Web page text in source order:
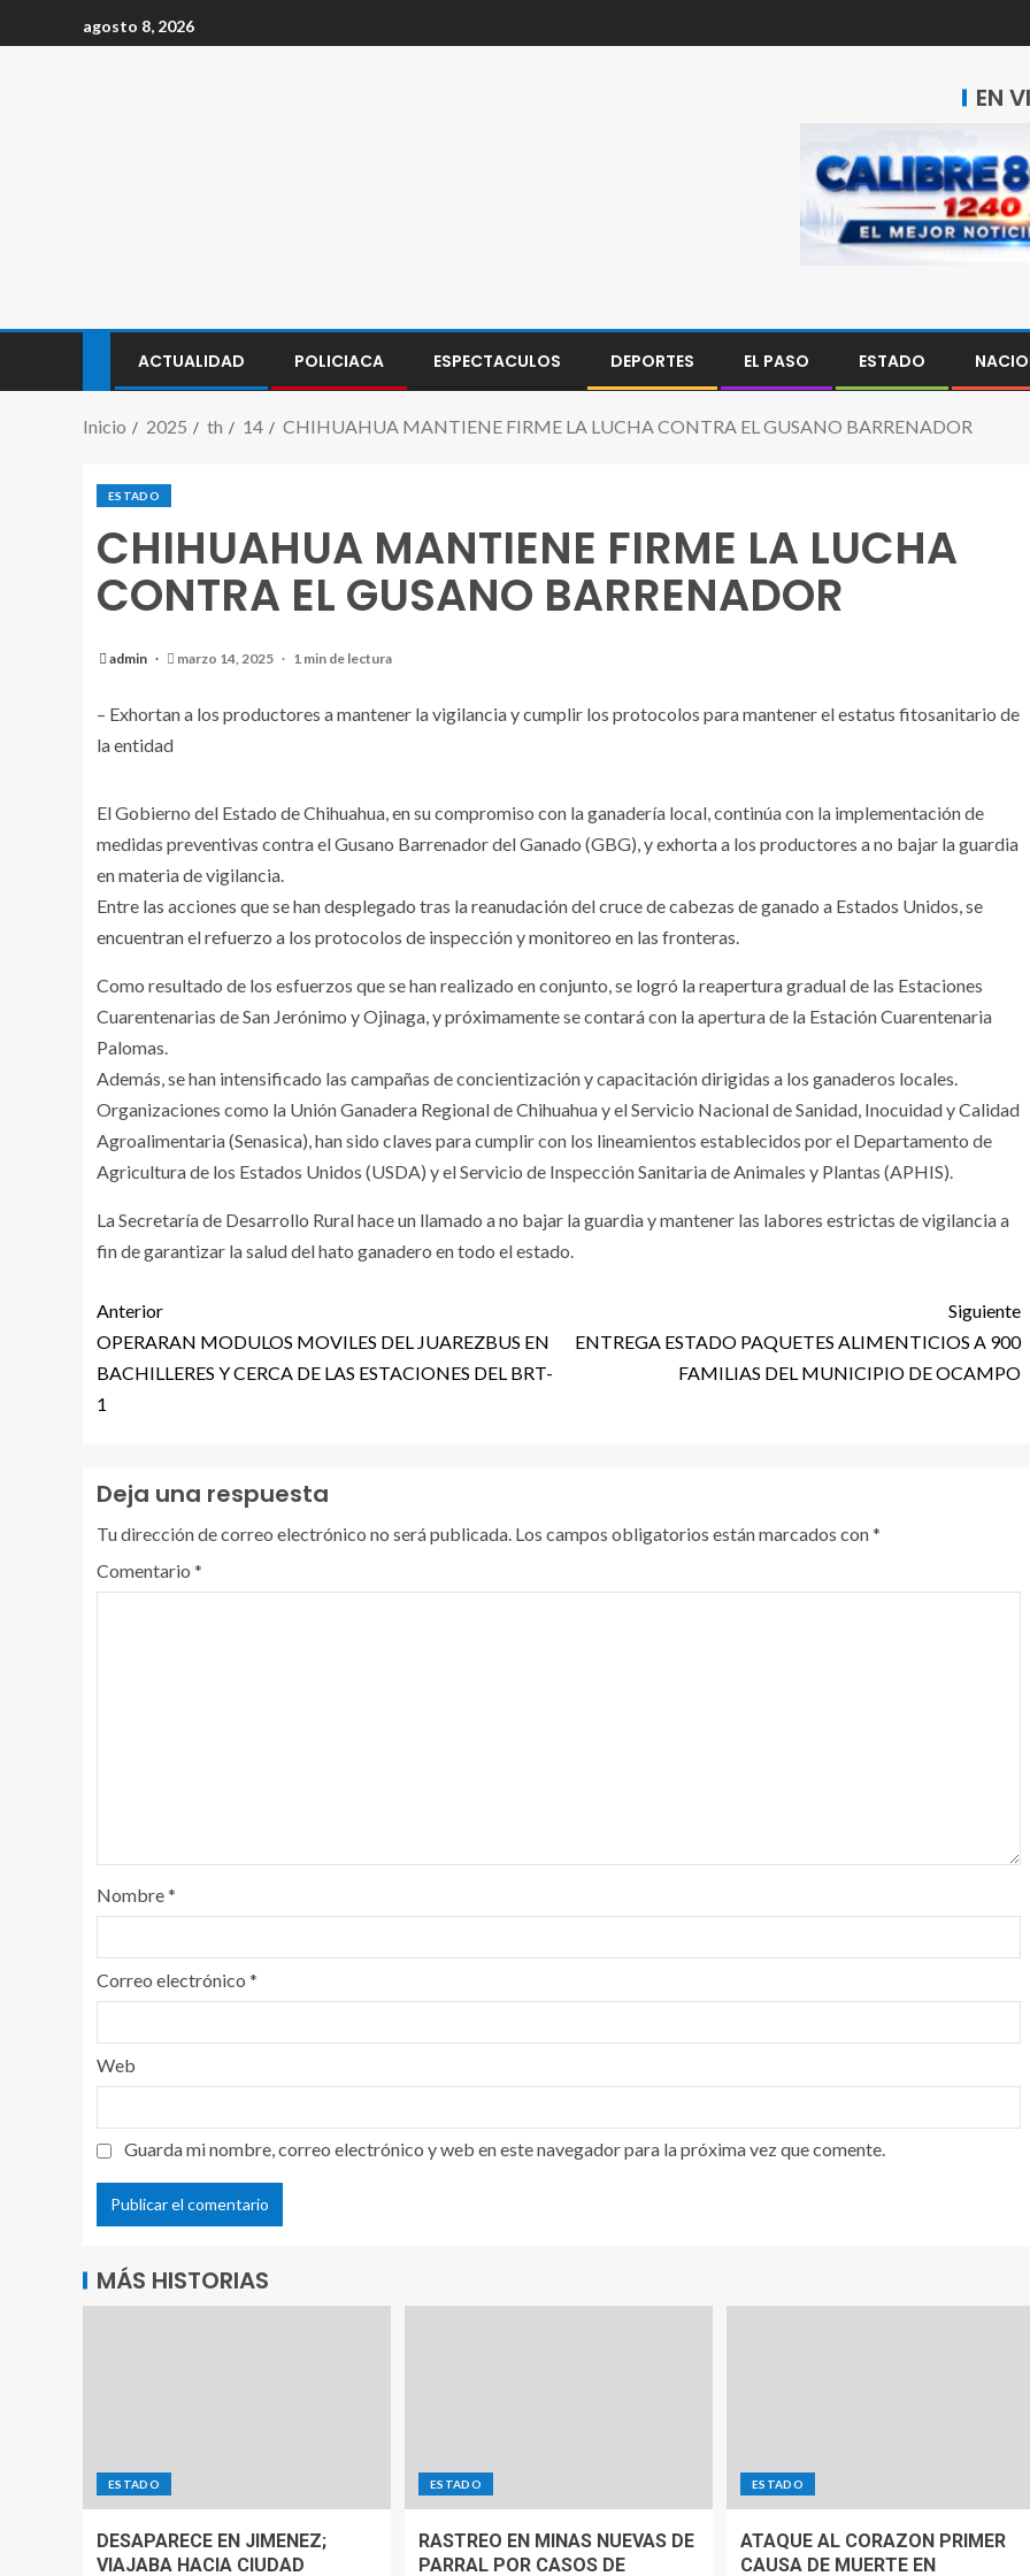
agosto 8, 2026
EN
ACTUALIDAD POLICIACA ESPECTACULOS DEPORTES EL PASO ESTADO
Inicio 2025 th 14 CHIHUAHUA MANTIENE FIRME LA LUCHA CONTRA EL GUSANO BARRENADOR
ESTADO
CHIHUAHUA MANTIENE FIRME LA LUCHA
CONTRA EL GUSANO BARRENADOR
admin marzo 14, 2025 1 min de lectura
– Exhortan a los productores a mantener la vigilancia y cumplir los protocolos para mantener el estatus fitosanitario de
la entidad
El Gobierno del Estado de Chihuahua, en su compromiso con la ganadería local, continúa con la implementación de
medidas preventivas contra el Gusano Barrenador del Ganado (GBG), y exhorta a los productores a no bajar la guardia
en materia de vigilancia.
Entre las acciones que se han desplegado tras la reanudación del cruce de cabezas de ganado a Estados Unidos, se
encuentran el refuerzo a los protocolos de inspección y monitoreo en las fronteras.
Como resultado de los esfuerzos que se han realizado en conjunto, se logró la reapertura gradual de las Estaciones
Cuarentenarias de San Jerónimo y Ojinaga, y próximamente se contará con la apertura de la Estación Cuarentenaria
Palomas.
Además, se han intensificado las campañas de concientización y capacitación dirigidas a los ganaderos locales.
Organizaciones como la Unión Ganadera Regional de Chihuahua y el Servicio Nacional de Sanidad, Inocuidad y Calidad
Agroalimentaria (Senasica), han sido claves para cumplir con los lineamientos establecidos por el Departamento de
Agricultura de los Estados Unidos (USDA) y el Servicio de Inspección Sanitaria de Animales y Plantas (APHIS).
La Secretaría de Desarrollo Rural hace un llamado a no bajar la guardia y mantener las labores estrictas de vigilancia a
fin de garantizar la salud del hato ganadero en todo el estado.
Anterior
OPERARAN MODULOS MOVILES DEL JUAREZBUS EN
BACHILLERES Y CERCA DE LAS ESTACIONES DEL BRT-
1
Siguiente
ENTREGA ESTADO PAQUETES ALIMENTICIOS A 900
FAMILIAS DEL MUNICIPIO DE OCAMPO
Deja una respuesta
Tu dirección de correo electrónico no será publicada. Los campos obligatorios están marcados con*
Comentario *
Nombre*
Correo electrónico *
Web
Guarda mi nombre, correo electrónico y web en este navegador para la próxima vez que comente.
MÁS HISTORIAS
ESTADO
DESAPARECE EN JIMENEZ;
VIAJABA HACIA CIUDAD
ESTADO
RASTREO EN MINAS NUEVAS DE
PARRAL POR CASOS DE
ESTADO
ATAQUE AL CORAZON PRIMER
CAUSA DE MUERTE EN